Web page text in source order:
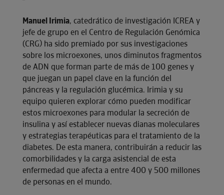
Manuel Irimia, catedrático de investigación ICREA y
jefe de grupo en el Centro de Regulación Genómica
(CRG) ha sido premiado por sus investigaciones
sobre los microexones, unos diminutos fragmentos
de ADN que forman parte de más de 100 genes y
que juegan un papel clave en la función del
páncreas y la regulación glucémica. Irimia y su
equipo quieren explorar cómo pueden modificar
estos microexones para modular la secreción de
insulina y así establecer nuevas dianas moleculares
y estrategias terapéuticas para el tratamiento de la
diabetes. De esta manera, contribuirán a reducir las
comorbilidades y la carga asistencial de esta
enfermedad que afecta a entre 400 y 500 millones
de personas en el mundo.